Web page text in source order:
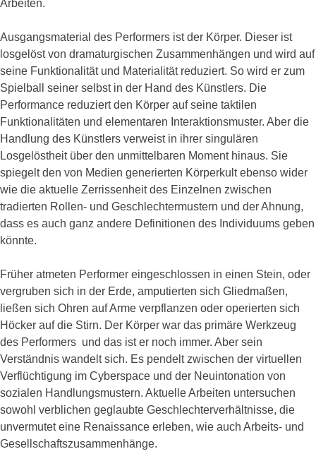
Arbeiten.
Ausgangsmaterial des Performers ist der Körper. Dieser ist
losgelöst von dramaturgischen Zusammenhängen und wird auf
seine Funktionalität und Materialität reduziert. So wird er zum
Spielball seiner selbst in der Hand des Künstlers. Die
Performance reduziert den Körper auf seine taktilen
Funktionalitäten und elementaren Interaktionsmuster. Aber die
Handlung des Künstlers verweist in ihrer singulären
Losgelöstheit über den unmittelbaren Moment hinaus. Sie
spiegelt den von Medien generierten Körperkult ebenso wider
wie die aktuelle Zerrissenheit des Einzelnen zwischen
tradierten Rollen- und Geschlechtermustern und der Ahnung,
dass es auch ganz andere Definitionen des Individuums geben
könnte.
Früher atmeten Performer eingeschlossen in einen Stein, oder
vergruben sich in der Erde, amputierten sich Gliedmaßen,
ließen sich Ohren auf Arme verpflanzen oder operierten sich
Höcker auf die Stirn. Der Körper war das primäre Werkzeug
des Performers ­ und das ist er noch immer. Aber sein
Verständnis wandelt sich. Es pendelt zwischen der virtuellen
Verflüchtigung im Cyberspace und der Neuintonation von
sozialen Handlungsmustern. Aktuelle Arbeiten untersuchen
sowohl verblichen geglaubte Geschlechterverhältnisse, die
unvermutet eine Renaissance erleben, wie auch Arbeits- und
Gesellschaftszusammenhänge.